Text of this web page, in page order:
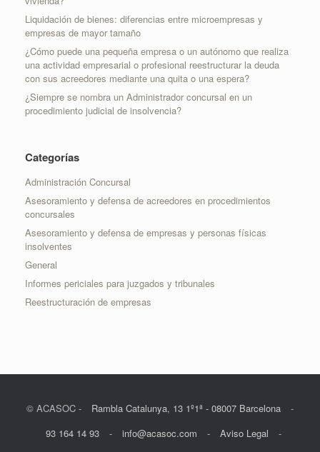
Liquidación de bienes: diferencias entre microempresas y
empresas de mayor tamaño
¿Cómo puede una pequeña empresa o un autónomo que realiza
una actividad empresarial o profesional reestructurar la deuda
con sus acreedores mediante una quita o una espera?
¿Siempre se nombra un Administrador concursal en un
procedimiento judicial de insolvencia?
Categorías
Administración Concursal
Asesoramiento y defensa de acreedores en procedimientos
concursales
Asesoramiento y defensa de empresas y personas físicas
insolventes
General
Informes periciales para juzgados y tribunales
Reestructuración de empresas
© ACASOC - Rambla Catalunya, 13 1º1ª - 08007 Barcelona
-
93 164 14 93
- info@acasoc.com - Aviso Legal
-